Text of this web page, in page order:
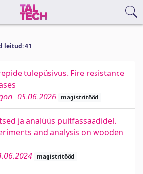
leitud: 41
tulepüsivus. Fire resistance
05.06.2026 magistritööd
ja analüüs puitfassaadidel.
and analysis on wooden
magistritööd